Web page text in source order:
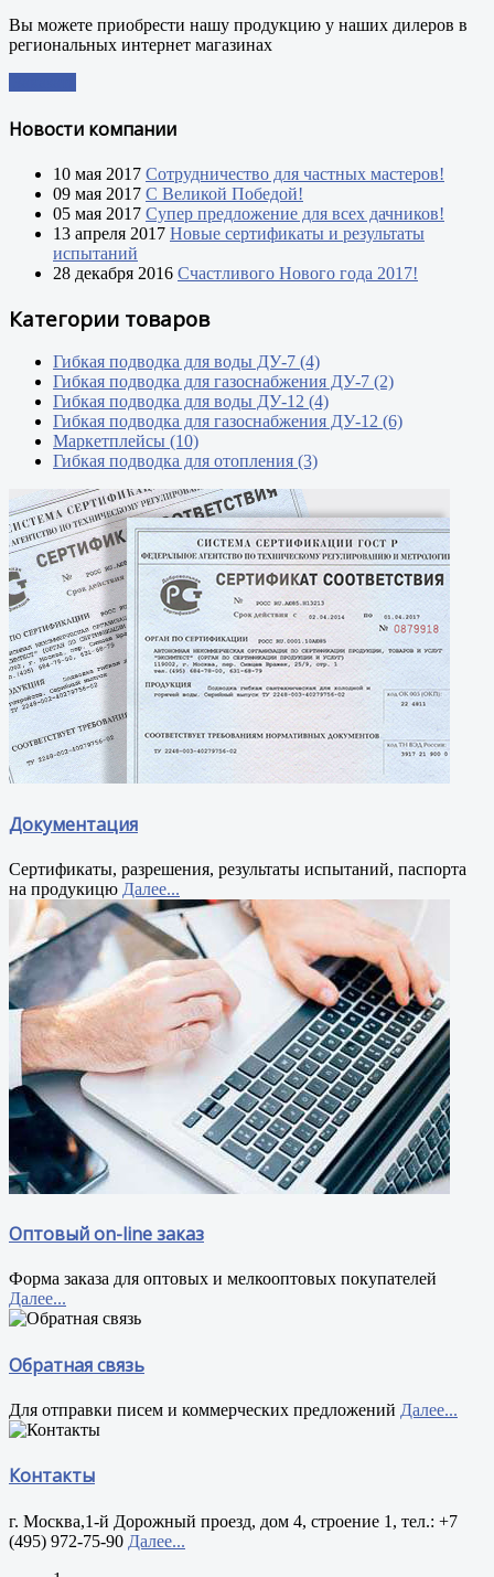
Вы можете приобрести нашу продукцию у наших дилеров в
региональных интернет магазинах
Новости компании
10 мая 2017 Сотрудничество для частных мастеров!
09 мая 2017 С Великой Победой!
05 мая 2017 Супер предложение для всех дачников!
13 апреля 2017 Новые сертификаты и результаты
испытаний
28 декабря 2016 Счастливого Нового года 2017!
Категории товаров
Гибкая подводка для воды ДУ-7 (4)
Гибкая подводка для газоснабжения ДУ-7 (2)
Гибкая подводка для воды ДУ-12 (4)
Гибкая подводка для газоснабжения ДУ-12 (6)
Маркетплейсы (10)
Гибкая подводка для отопления (3)
Документация
Сертификаты, разрешения, результаты испытаний, паспорта
на продукицю Далее...
Оптовый on-line заказ
Форма заказа для оптовых и мелкооптовых покупателей
Далее...
Обратная связь
Для отправки писем и коммерческих предложений Далее...
Контакты
г. Москва,1-й Дорожный проезд, дом 4, строение 1, тел.: +7
(495) 972-75-90 Далее...